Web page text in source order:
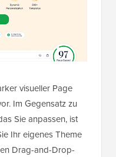
visueller Page
Im Gegensatz zu
Sie anpassen, ist
Ihr eigenes Theme
Drag-and-Drop-